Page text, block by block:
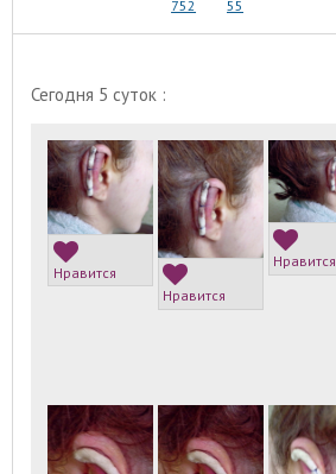
752 55
Сегодня 5 суток :
Нравится
Нравится
Нравится